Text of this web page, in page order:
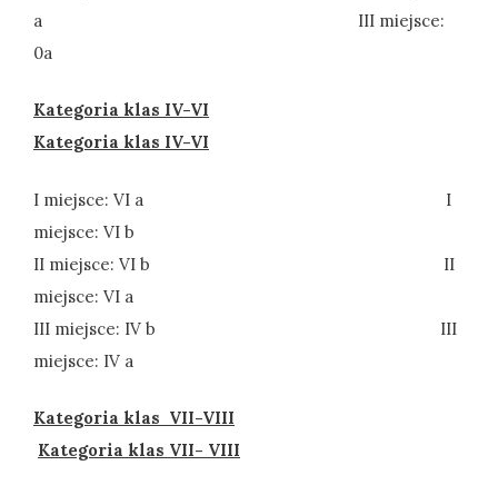
a III miejsce:
0a
Kategoria klas IV-VI
Kategoria klas IV-VI
I miejsce: VI a I
miejsce: VI b
II miejsce: VI b II
miejsce: VI a
III miejsce: IV b III
miejsce: IV a
Kategoria klas VII-VIII
Kategoria klas VII- VIII